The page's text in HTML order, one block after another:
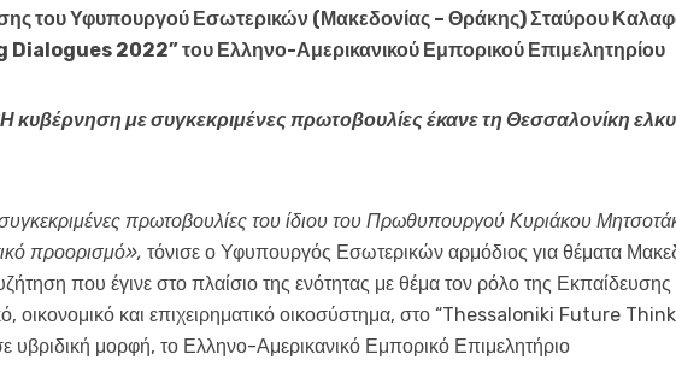
του Υφυπουργού Εσωτερικών (Μακεδονίας – Θράκης) Σταύρου
2022” του Ελληνο-Αμερικανικού Εμπορικού Επιμελητηρίου
κυβέρνηση με συγκεκριμένες πρωτοβουλίες έκανε τη Θεσσαλονίκη
πρωτοβουλίες του ίδιου του Πρωθυπουργού Κυριάκου
προορισμό», τόνισε ο Υφυπουργός Εσωτερικών αρμόδιος για θέματα
που έγινε στο πλαίσιο της ενότητας με θέμα τον ρόλο της
οικονομικό και επιχειρηματικό οικοσύστημα, στο “Thessaloniki Future
υβριδική μορφή, το Ελληνο-Αμερικανικό Εμπορικό Επιμελητήριο